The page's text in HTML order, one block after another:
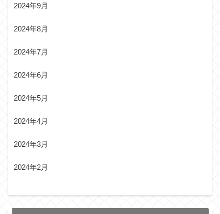
2024年9月
2024年8月
2024年7月
2024年6月
2024年5月
2024年4月
2024年3月
2024年2月